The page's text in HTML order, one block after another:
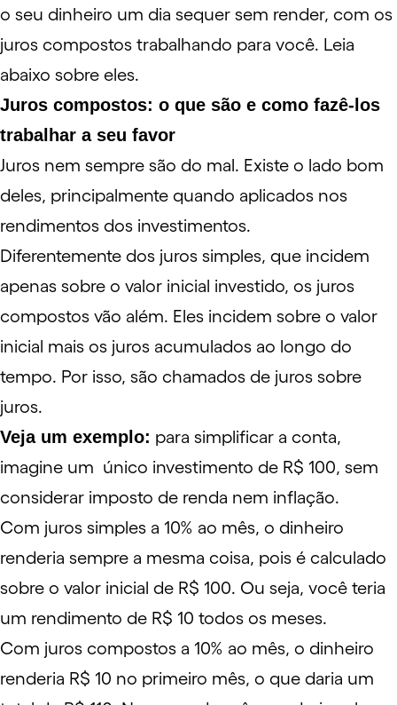
o seu dinheiro um dia sequer sem render, com os
juros compostos trabalhando para você. Leia
abaixo sobre eles.
Juros compostos: o que são e como fazê-los
trabalhar a seu favor
Juros nem sempre são do mal. Existe o lado bom
deles, principalmente quando aplicados nos
rendimentos dos investimentos.
Diferentemente dos juros simples, que incidem
apenas sobre o valor inicial investido, os juros
compostos vão além. Eles incidem sobre o valor
inicial mais os juros acumulados ao longo do
tempo. Por isso, são chamados de juros sobre
juros.
Veja um exemplo: para simplificar a conta,
imagine um único investimento de R$ 100, sem
considerar imposto de renda nem inflação.
Com juros simples a 10% ao mês, o dinheiro
renderia sempre a mesma coisa, pois é calculado
sobre o valor inicial de R$ 100. Ou seja, você teria
um rendimento de R$ 10 todos os meses.
Com juros compostos a 10% ao mês, o dinheiro
renderia R$ 10 no primeiro mês, o que daria um